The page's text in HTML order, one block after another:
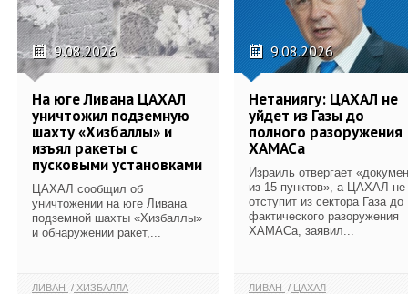
9.08.2026
На юге Ливана ЦАХАЛ
уничтожил подземную
шахту «Хизбаллы» и
изъял ракеты с
пусковыми установками
ЦАХАЛ сообщил об
уничтожении на юге Ливана
подземной шахты «Хизбаллы»
и обнаружении ракет,...
ЛИВАН ХИЗБАЛЛА
9.08.2026
Нетаниягу: ЦАХАЛ не
уйдет из Газы до
полного разоружения
ХАМАСа
Израиль отвергает
из 15 пунктов», а ЦАХАЛ не
отступит из сектора Газа до
фактического разоружения
ХАМАСа, заявил...
ЛИВАН ЦАХАЛ